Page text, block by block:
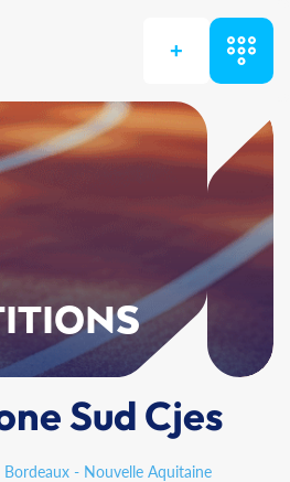
+
Sud Cjes
- Nouvelle Aquitaine